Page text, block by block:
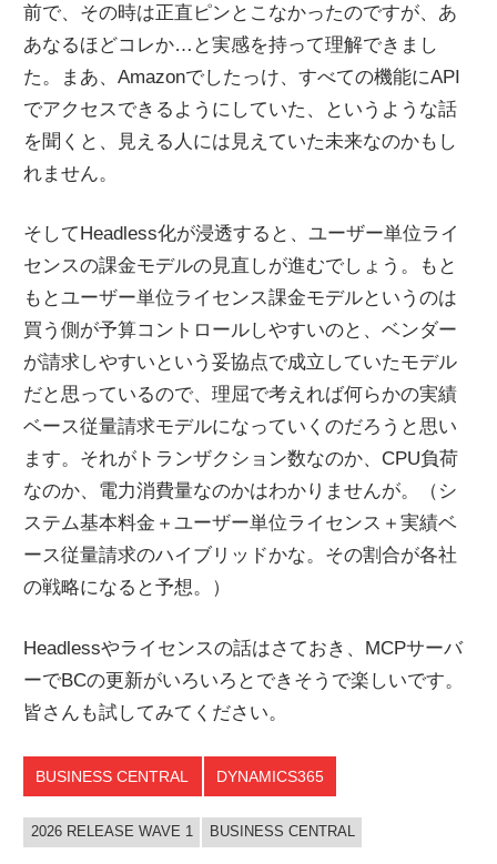
前で、その時は正直ピンとこなかったのですが、あ
あなるほどコレか…と実感を持って理解できまし
た。まあ、Amazonでしたっけ、すべての機能にAPI
でアクセスできるようにしていた、というような話
を聞くと、見える人には見えていた未来なのかもし
れません。
そしてHeadless化が浸透すると、ユーザー単位ライ
センスの課金モデルの見直しが進むでしょう。もと
もとユーザー単位ライセンス課金モデルというのは
買う側が予算コントロールしやすいのと、ベンダー
が請求しやすいという妥協点で成立していたモデル
だと思っているので、理屈で考えれば何らかの実績
ベース従量請求モデルになっていくのだろうと思い
ます。それがトランザクション数なのか、CPU負荷
なのか、電力消費量なのかはわかりませんが。（シ
ステム基本料金＋ユーザー単位ライセンス＋実績ベ
ース従量請求のハイブリッドかな。その割合が各社
の戦略になると予想。）
Headlessやライセンスの話はさておき、MCPサーバ
ーでBCの更新がいろいろとできそうで楽しいです。
皆さんも試してみてください。
BUSINESS CENTRAL DYNAMICS365
2026 RELEASE WAVE 1 BUSINESS CENTRAL